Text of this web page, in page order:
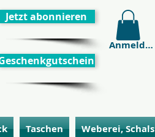
Jetzt abonnieren
Anmelden
Taschen Weberei, Schals